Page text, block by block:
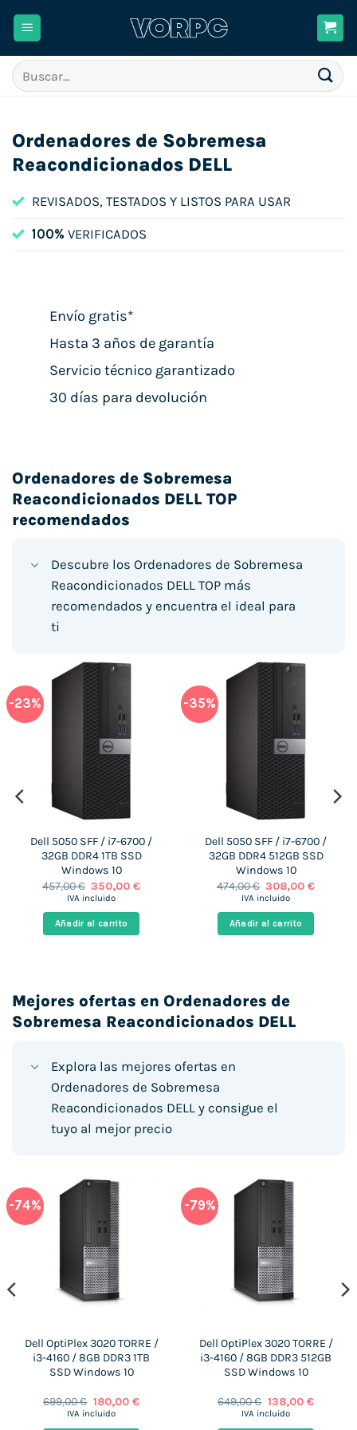
Buscar
por:
Ordenadores de Sobremesa
Reacondicionados DELL
REVISADOS, TESTADOS Y LISTOS PARA USAR
100% VERIFICADOS
Envío gratis*
Hasta 3 años de garantía
Servicio técnico garantizado
30 días para devolución
Ordenadores de Sobremesa
Reacondicionados DELL TOP
recomendados
Descubre los Ordenadores de Sobremesa
Reacondicionados DELL TOP más
recomendados y encuentra el ideal para
ti
-23%
Dell 5050 SFF / i7-6700 /
32GB DDR4 1TB SSD
Windows 10
457,00€ El
precio
era:
457,00 €.
350,00€El
IVA incluido
Añadir al carrito
-35%
Dell 5050 SFF / i7-6700 /
32GB DDR4 512GB SSD
Windows 10
474,00€ El
precio
era:
474,00 €.
308,00€El
IVA incluido
Añadir al carrito
Mejores ofertas en Ordenadores de
Sobremesa Reacondicionados DELL
Explora las mejores ofertas en
Ordenadores de Sobremesa
Reacondicionados DELL y consigue el
tuyo al mejor precio
-74%
Dell OptiPlex 3020 TORRE /
i3-4160 / 8GB DDR3 1TB
SSD Windows 10
699,00€ El
precio
180,00 €El
IVA incluido
-79%
Dell OptiPlex 3020 TORRE /
i3-4160 / 8GB DDR3 512GB
SSD Windows 10
649,00€ El
precio
138,00 €El
IVA incluido